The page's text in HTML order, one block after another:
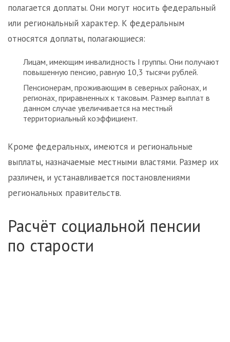
полагается доплаты. Они могут носить федеральный
или региональный характер. К федеральным
относятся доплаты, полагающиеся:
Лицам, имеющим инвалидность I группы. Они получают
повышенную пенсию, равную 10,3 тысячи рублей.
Пенсионерам, проживающим в северных районах, и
регионах, приравненных к таковым. Размер выплат в
данном случае увеличивается на местный
территориальный коэффициент.
Кроме федеральных, имеются и региональные
выплаты, назначаемые местными властями. Размер их
различен, и устанавливается постановлениями
региональных правительств.
Расчёт социальной пенсии
по старости